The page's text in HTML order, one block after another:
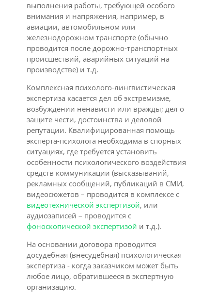
выполнения работы, требующей особого
внимания и напряжения, например, в
авиации, автомобильном или
железнодорожном транспорте (обычно
проводится после дорожно-транспортных
происшествий, аварийных ситуаций на
производстве) и т.д.
Комплексная психолого-лингвистическая
экспертиза касается дел об экстремизме,
возбуждении ненависти или вражды; дел о
защите чести, достоинства и деловой
репутации. Квалифицированная помощь
эксперта-психолога необходима в спорных
ситуациях, где требуется установить
особенности психологического воздействия
средств коммуникации (высказываний,
рекламных сообщений, публикаций в СМИ,
видеосюжетов – проводится в комплексе с
видеотехнической экспертизой, или
аудиозаписей – проводится с
фоноскопической экспертизой и т.д.).
На основании договора проводится
досудебная (внесудебная) психологическая
экспертиза - когда заказчиком может быть
любое лицо, обратившееся в экспертную
организацию.